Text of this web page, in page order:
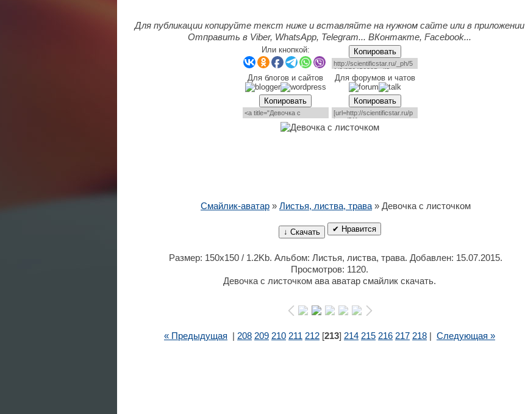
Для публикации копируйте текст ниже и вставляйте на нужном сайте или в приложении
Отправить в Viber, WhatsApp, Telegram... ВКонтакте, Facebook...
Или кнопкой: Копировать
Для блогов и сайтов Для форумов и чатов
Копировать Копировать
Смайлик-аватар » Листья, листва, трава » Девочка с листочком
↓ Скачать ✔ Нравится
Размер: 150x150 / 1.2Kb. Альбом: Листья, листва, трава. Добавлен: 15.07.2015.
Просмотров: 1120.
Девочка с листочком ава аватар смайлик скачать.
« Предыдущая 208 209 210 211 212 [213] 214 215 216 217 218 Следующая »